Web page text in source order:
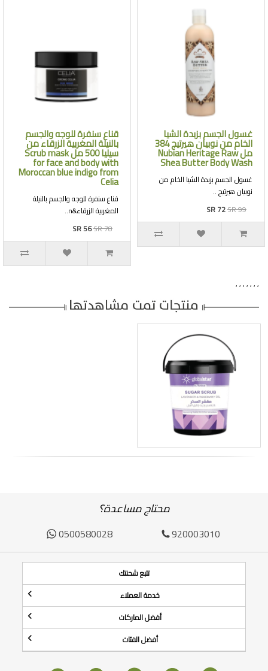
غسول الجسم بزبدة الشيا
الخام من نوبيان هيرتيج 384
مل Nubian Heritage Raw
Shea Butter Body Wash
غسول الجسم بزبدة الشيا الخام من
نوبيان هيرتيج ..
SR 72SR 99
قناع سنفرة للوجه والجسم
بالنيلة المغربية الزرقاء من
سيليا 500 مل Scrub mask
for face and body with
Moroccan blue indigo from
Celia
قناع سنفرة للوجه والجسم بالنيلة
المغربية الزرقاء&n..
SR 56SR 78
,
,
,
,
,
,
,
محتاج مساعدة؟
920003010
0500580028
تتبع شحنتك
خدمة العملاء
أفضل الماركات
أفضل الفئات